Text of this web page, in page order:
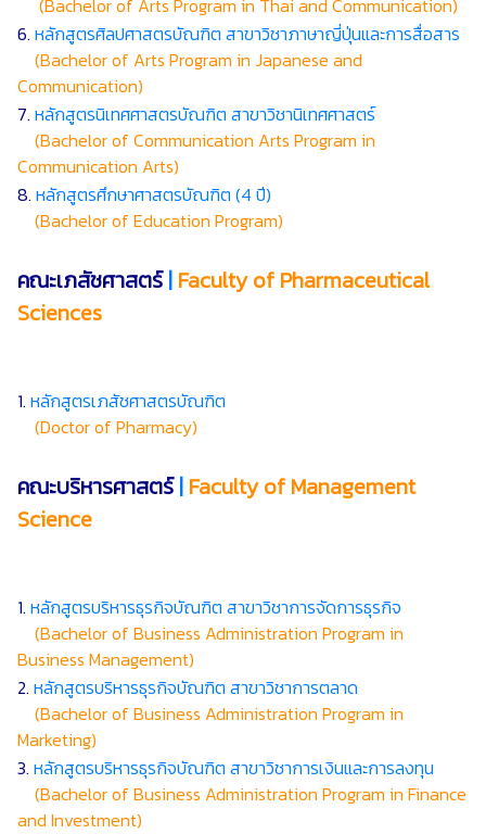
(Bachelor of Arts Program in Thai and Communication)
6. หลักสูตรศิลปศาสตรบัณฑิต สาขาวิชาภาษาญี่ปุ่นและการสื่อสาร
(Bachelor of Arts Program in Japanese and
Communication)
7. หลักสูตรนิเทศศาสตรบัณฑิต สาขาวิชานิเทศศาสตร์
(Bachelor of Communication Arts Program in
Communication Arts)
8. หลักสูตรศึกษาศาสตรบัณฑิต (4 ปี)
(Bachelor of Education Program)
คณะเภสัชศาสตร์| Faculty of Pharmaceutical
Sciences
1. หลักสูตรเภสัชศาสตรบัณฑิต
(Doctor of Pharmacy)
คณะบริหารศาสตร์| Faculty of Management
Science
1. หลักสูตรบริหารธุรกิจบัณฑิต สาขาวิชาการจัดการธุรกิจ
(Bachelor of Business Administration Program in
Business Management)
2. หลักสูตรบริหารธุรกิจบัณฑิต สาขาวิชาการตลาด
(Bachelor of Business Administration Program in
Marketing)
3. หลักสูตรบริหารธุรกิจบัณฑิต สาขาวิชาการเงินและการลงทุน
(Bachelor of Business Administration Program in Finance
and Investment)